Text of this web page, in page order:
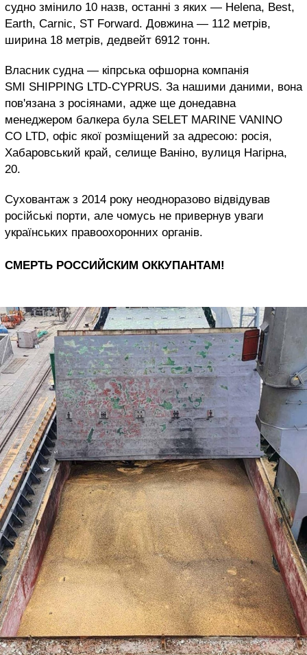
судно змінило 10 назв, останні з яких — Helena, Best,
Earth, Carnic, ST Forward. Довжина — 112 метрів,
ширина 18 метрів, дедвейт 6912 тонн.
Власник судна — кіпрська офшорна компанія
SMI SHIPPING LTD-CYPRUS. За нашими даними, вона
пов'язана з росіянами, адже ще донедавна
менеджером балкера була SELET MARINE VANINO
CO LTD, офіс якої розміщений за адресою: росія,
Хабаровський край, селище Ваніно, вулиця Нагірна,
20.
Суховантаж з 2014 року неодноразово відвідував
російські порти, але чомусь не привернув уваги
українських правоохоронних органів.
СМЕРТЬ РОССИЙСКИМ ОККУПАНТАМ!